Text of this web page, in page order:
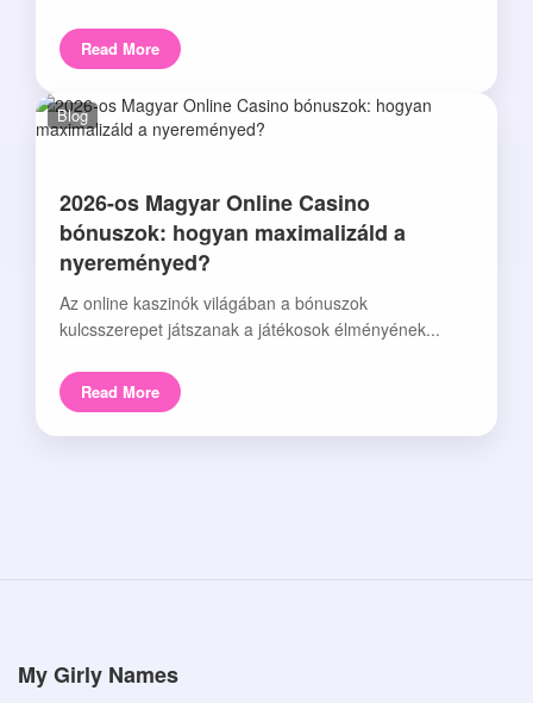
Read More
Blog
2026-os Magyar Online Casino
bónuszok: hogyan maximalizáld a
nyereményed?
Az online kaszinók világában a bónuszok
kulcsszerepet játszanak a játékosok élményének...
Read More
My Girly Names